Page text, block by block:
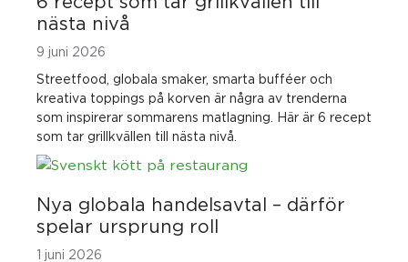
nästa nivå
9 juni 2026
Streetfood, globala smaker, smarta bufféer och
kreativa toppings på korven är några av trenderna
som inspirerar sommarens matlagning. Här är 6 recept
som tar grillkvällen till nästa nivå.
Nya globala handelsavtal – därför
spelar ursprung roll
1 juni 2026